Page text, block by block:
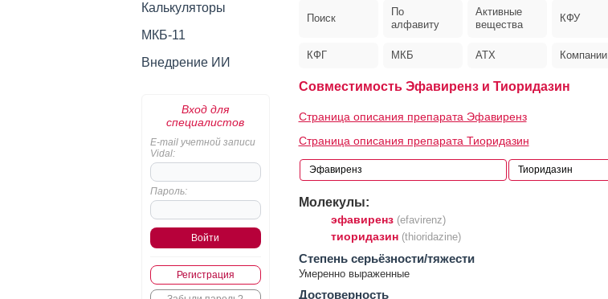
Калькуляторы
МКБ-11
Внедрение ИИ
Вход для
специалистов
E-mail учетной записи
Vidal:
Пароль:
Регистрация
Поиск
По
алфавиту
Активные
вещества
КФУ
КФГ МКБ АТХ Компании
Совместимость Эфавиренз и Тиоридазин
Страница описания препарата Эфавиренз
Страница описания препарата Тиоридазин
Молекулы:
эфавиренз (efavirenz)
тиоридазин (thioridazine)
Cтепень серьёзности/тяжести
Умеренно выраженные
Достоверность